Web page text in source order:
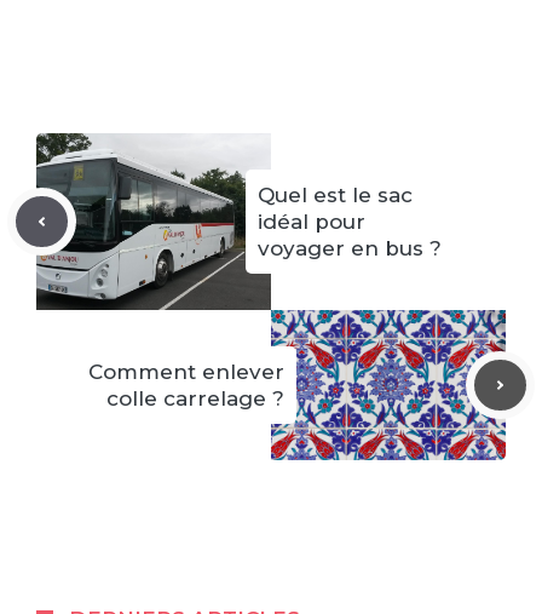
Quel est le sac
idéal pour
voyager en bus ?
Comment enlever
colle carrelage ?